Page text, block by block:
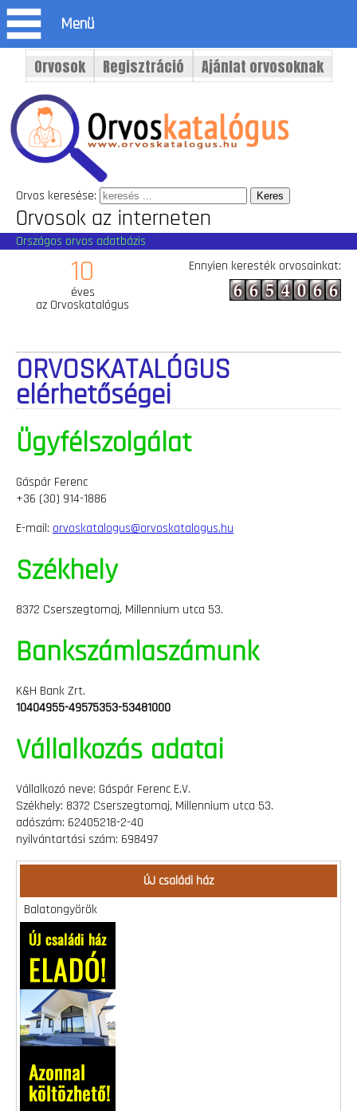
Orvos keresése:
Orvosok az interneten
Országos orvos adatbázis
10
éves
az Orvoskatalógus
Ennyien keresték orvosainkat:
Orvosok Regisztráció Ajánlat orvosoknak
Menü
ÚJ családi ház
Balatongyörök
ORVOSKATALÓGUS
elérhetőségei
Ügyfélszolgálat
Gáspár Ferenc
+36 (30) 914-1886
E-mail: orvoskatalogus@orvoskatalogus.hu
Székhely
8372 Cserszegtomaj, Millennium utca 53.
Bankszámlaszámunk
K&H Bank Zrt.
10404955-49575353-53481000
Vállalkozás adatai
Vállalkozó neve: Gáspár Ferenc E.V.
Székhely: 8372 Cserszegtomaj, Millennium utca 53.
adószám: 62405218-2-40
nyilvántartási szám: 698497